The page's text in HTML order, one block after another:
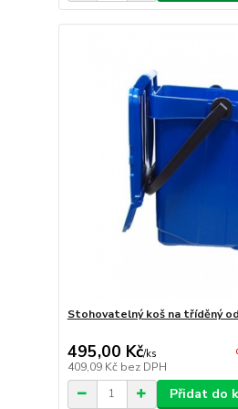
Stohovatelný koš na tříděný
495,00 Kč/ks
409,09 Kč bez DPH
Přidat do